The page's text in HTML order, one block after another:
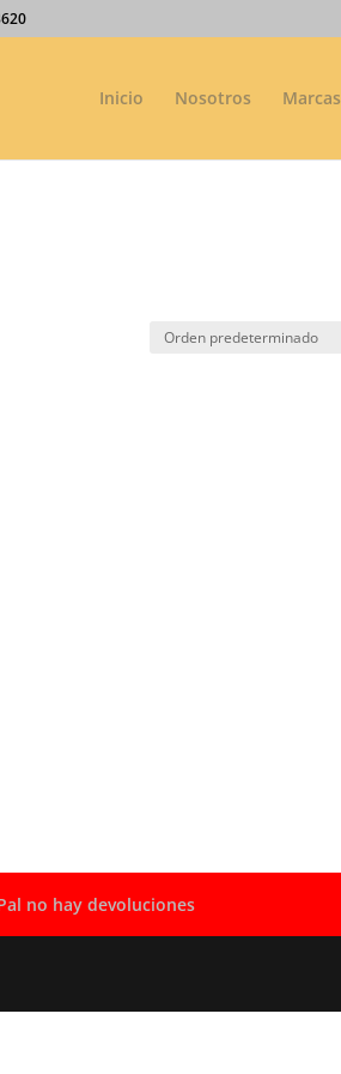
Inicio Nosotros Marcas
no hay devoluciones